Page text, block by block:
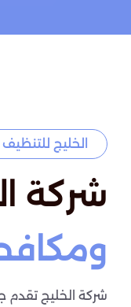
الخليج
شركة
شركة الخليج تقدم